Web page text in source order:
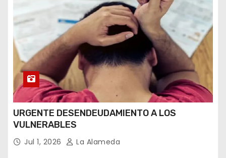
URGENTE DESENDEUDAMIENTO A LOS
VULNERABLES
Jul 1, 2026 La Alameda